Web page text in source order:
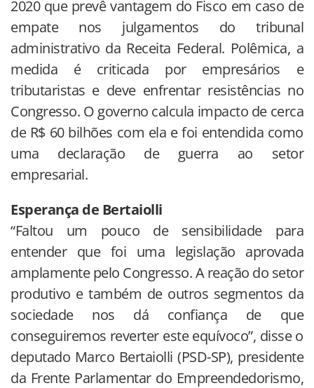
2020 que prevê vantagem do Fisco em caso de
empate nos julgamentos do tribunal
administrativo da Receita Federal. Polêmica, a
medida é criticada por empresários e
tributaristas e deve enfrentar resistências no
Congresso. O governo calcula impacto de cerca
de R$ 60 bilhões com ela e foi entendida como
uma declaração de guerra ao setor
empresarial.
Esperança de Bertaiolli
“Faltou um pouco de sensibilidade para
entender que foi uma legislação aprovada
amplamente pelo Congresso. A reação do setor
produtivo e também de outros segmentos da
sociedade nos dá confiança de que
conseguiremos reverter este equívoco”, disse o
deputado Marco Bertaiolli (PSD-SP), presidente
da Frente Parlamentar do Empreendedorismo,